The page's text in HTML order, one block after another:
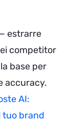
estrarre
competitor
base per
accuracy.
AI:
tuo brand